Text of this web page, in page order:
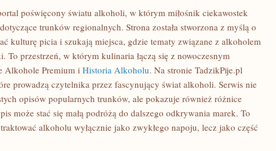
poświęcony światu alkoholi, w którym miłośnik ciekawostek
trunków regionalnych. Strona została stworzona z myślą o
kulturę picia i szukają miejsca, gdzie tematy związane z alkoholem
To przestrzeń, w którym kulinaria łączą się z nowoczesnym
Alkohole Premium i Historia Alkoholu. Na stronie TadzikPije.pl
prowadzą czytelnika przez fascynujący świat alkoholi. Serwis nie
opisów popularnych trunków, ale pokazuje również różnice
może stać się małą podróżą do dalszego odkrywania marek. To
alkoholu wyłącznie jako zwykłego napoju, lecz jako część